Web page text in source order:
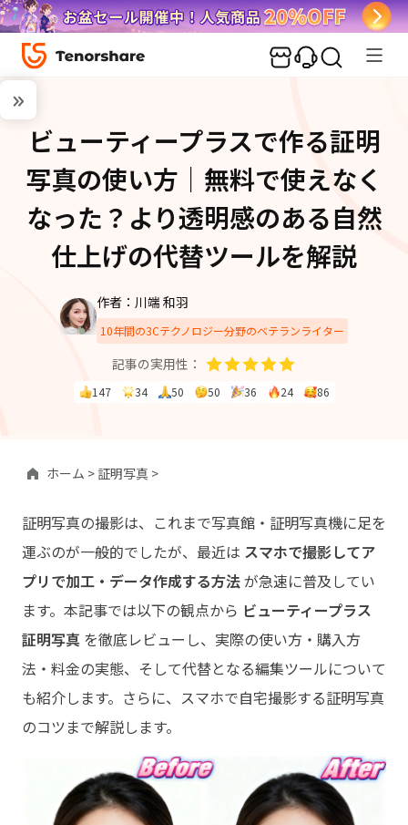
ビューティープラスで作る証明
写真の使い方｜無料で使えなく
なった？より透明感のある自然
仕上げの代替ツールを解説
作者：川端 和羽
10年間の3Cテクノロジー分野のベテランライター
記事の実用性：
147 34 50 50 36 24 86
ホーム > 証明写真 >
証明写真の撮影は、これまで写真館・証明写真機に足を
運ぶのが一般的でしたが、最近は スマホで撮影してア
プリで加工・データ作成する方法が急速に普及してい
ます。本記事では以下の観点から ビューティープラス
証明写真 を徹底レビューし、実際の使い方・購入方
法・料金の実態、そして代替となる編集ツールについて
も紹介します。さらに、スマホで自宅撮影する証明写真
のコツまで解説します。